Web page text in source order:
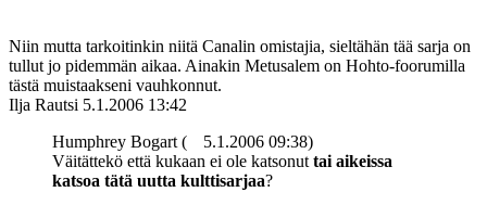
Niin mutta tarkoitinkin niitä Canalin omistajia, sieltähän tää sarja on
tullut jo pidemmän aikaa. Ainakin Metusalem on Hohto-foorumilla
tästä muistaakseni vauhkonnut.
Ilja Rautsi 5.1.2006 13:42
Humphrey Bogart (
5.1.2006 09:38)
Väitättekö että kukaan ei ole katsonut tai aikeissa
katsoa tätä uutta kulttisarjaa?